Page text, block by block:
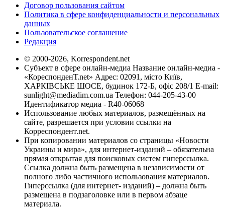
Договор пользования сайтом
Политика в сфере конфиденциальности и персональных
данных
Пользовательское соглашение
Редакция
© 2000-2026, Korrespondent.net
Субъект в сфере онлайн-медиа Название онлайн-медиа -
«КореспонденТ.net» Адрес: 02091, місто Київ,
ХАРКІВСЬКЕ ШОСЕ, будинок 172-Б, офіс 208/1 E-mail:
sunlight@mediadim.com.ua Телефон: 044-205-43-00
Идентификатор медиа - R40-06068
Использование любых материалов, размещённых на
сайте, разрешается при условии ссылки на
Корреспондент.net.
При копировании материалов со страницы «Новости
Украины и мира», для интернет-изданий – обязательна
прямая открытая для поисковых систем гиперссылка.
Ссылка должна быть размещена в независимости от
полного либо частичного использования материалов.
Гиперссылка (для интернет- изданий) – должна быть
размещена в подзаголовке или в первом абзаце
материала.